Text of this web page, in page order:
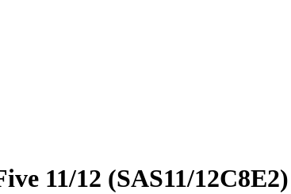
11/12 (SAS11/